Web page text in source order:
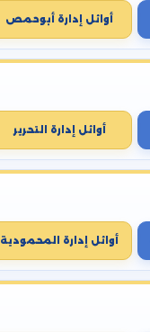
أوائل إدارة أبوحمص
أوائل إدارة التحرير
أوائل إدارة المحمودية